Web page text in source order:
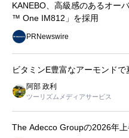
KANEBO、高級感のあるオー
™ One IM812」を採用
PRNewswire
ビタミンE豊富なアーモンド
阿部 政利
ツーリズムメディアサービス
The Adecco Groupの2026年